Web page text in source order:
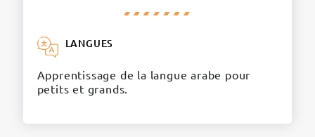
LANGUES
Apprentissage de la langue arabe pour
petits et grands.